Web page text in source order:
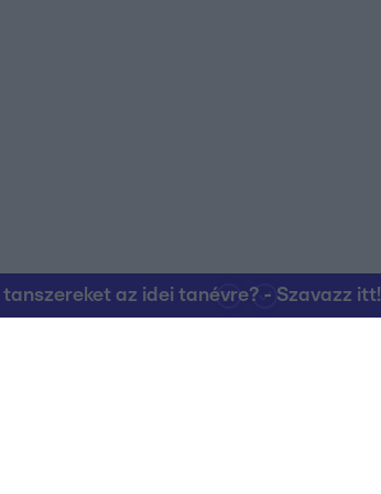
az idei tanévre? - Szavazz itt!